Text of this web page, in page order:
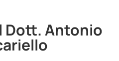
Dott. Antonio